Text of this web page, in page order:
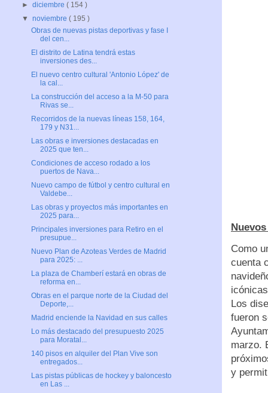
Como
cuenta
Los
fueron
marzo.
y
►diciembre( 154 )
▼noviembre( 195 )
Obras de nuevas pistas deportivas y fase I
del cen...
El distrito de Latina tendrá estas
inversiones des...
El nuevo centro cultural 'Antonio López' de
la cal...
La construcción del acceso a la M-50 para
Rivas se...
Recorridos de la nuevas líneas 158, 164,
179 y N31...
Las obras e inversiones destacadas en
2025 que ten...
Condiciones de acceso rodado a los
puertos de Nava...
Nuevo campo de fútbol y centro cultural en
Valdebe...
Las obras y proyectos más importantes en
2025 para...
Principales inversiones para Retiro en el
presupue...
Nuevo Plan de Azoteas Verdes de Madrid
para 2025: ...
La plaza de Chamberí estará en obras de
reforma en...
Obras en el parque norte de la Ciudad del
Deporte,...
Madrid enciende la Navidad en sus calles
Lo más destacado del presupuesto 2025
para Moratal...
140 pisos en alquiler del Plan Vive son
entregados...
Las pistas públicas de hockey y baloncesto
en Las ...